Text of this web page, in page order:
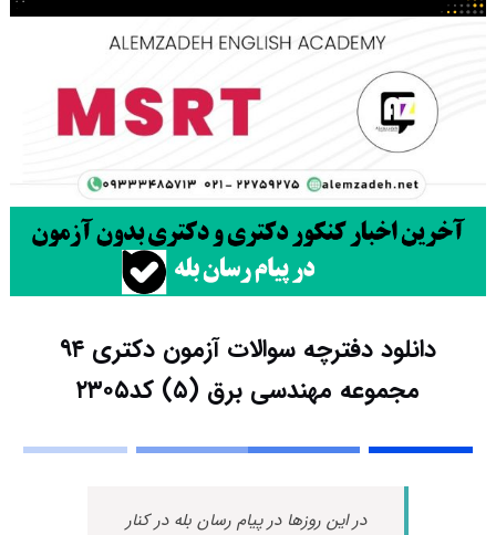
دانلود دفترچه سوالات آزمون دکتری ۹۴
مجموعه مهندسی برق (۵) کد۲۳۰۵
در این روزها در پیام رسان بله در کنار